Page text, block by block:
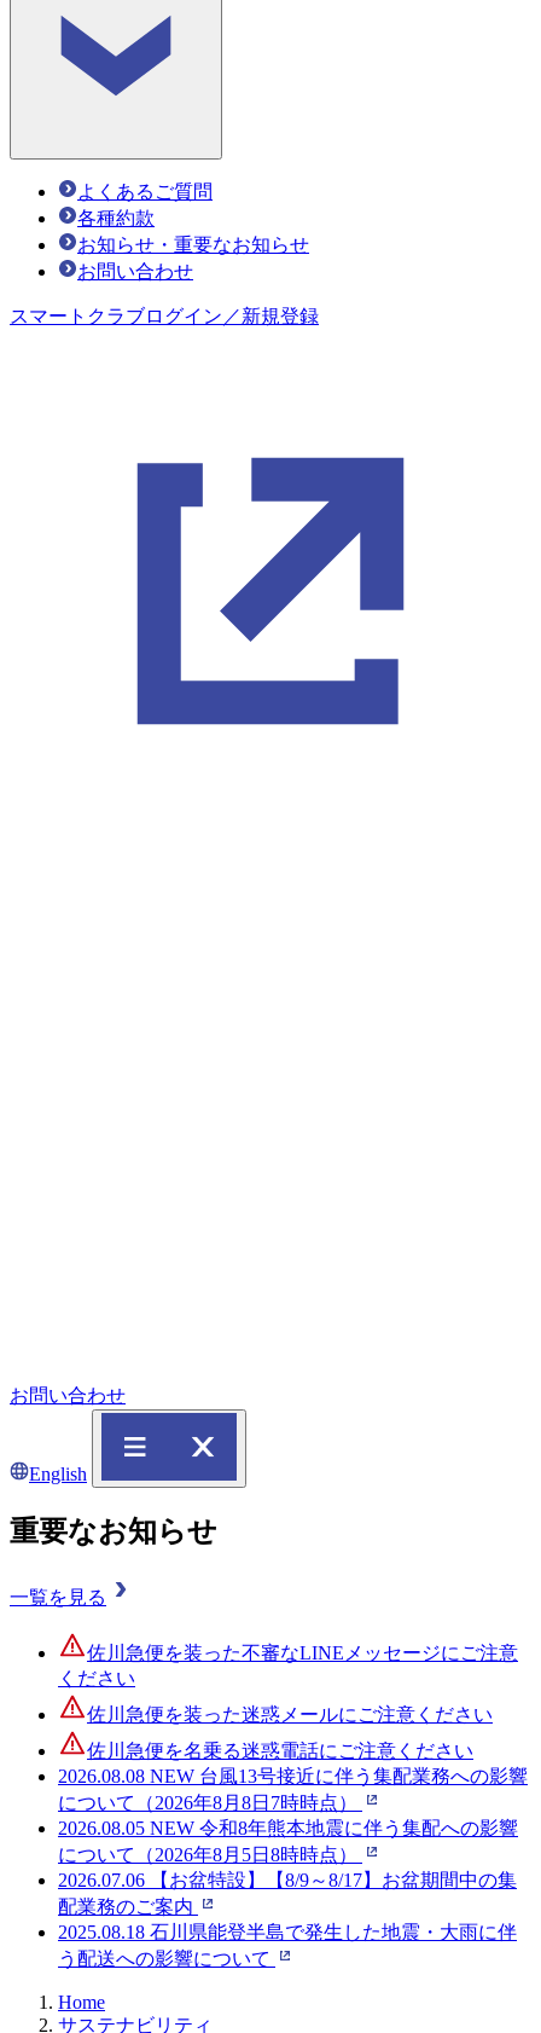
よくあるご質問
各種約款
お知らせ・重要なお知らせ
お問い合わせ
スマートクラブログイン／新規登録
お問い合わせ
English
重要なお知らせ
一覧を見る
佐川急便を装った不審なLINEメッセージにご注意
ください
佐川急便を装った迷惑メールにご注意ください
佐川急便を名乗る迷惑電話にご注意ください
2026.08.08 NEW 台風13号接近に伴う集配業務への影響
について（2026年8月8日7時時点）
2026.08.05 NEW 令和8年熊本地震に伴う集配への影響
について（2026年8月5日8時時点）
2026.07.06
【お盆特設】【8/9～8/17】お盆期間中の集
配業務のご案内
2025.08.18 石川県能登半島で発生した地震・大雨に伴
う配送への影響について
Home
サステナビリティ